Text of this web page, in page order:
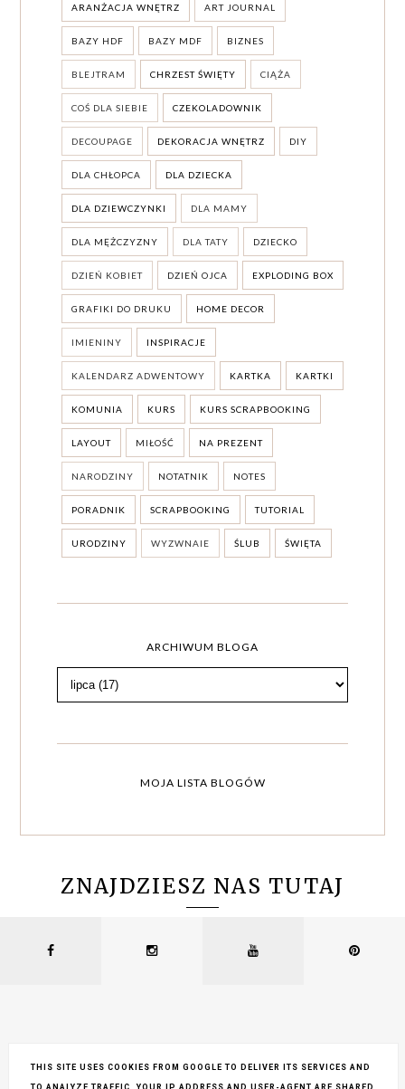
ARANŻACJA WNĘTRZ ART JOURNAL
BAZY HDF BAZY MDF BIZNES
BLEJTRAM CHRZEST ŚWIĘTY CIĄŻA
COŚ DLA SIEBIE CZEKOLADOWNIK
DECOUPAGE DEKORACJA WNĘTRZ DIY
DLA CHŁOPCA DLA DZIECKA
DLA DZIEWCZYNKI DLA MAMY
DLA MĘŻCZYZNY DLA TATY DZIECKO
DZIEŃ KOBIET DZIEŃ OJCA EXPLODING BOX
GRAFIKI DO DRUKU HOME DECOR
IMIENINY INSPIRACJE
KALENDARZ ADWENTOWY KARTKA KARTKI
KOMUNIA KURS KURS SCRAPBOOKING
LAYOUT MIŁOŚĆ NA PREZENT
NARODZINY NOTATNIK NOTES
PORADNIK SCRAPBOOKING TUTORIAL
URODZINY WYZWNAIE ŚLUB ŚWIĘTA
ARCHIWUM BLOGA
MOJA LISTA BLOGÓW
ZNAJDZIESZ NAS TUTAJ
THIS SITE USES COOKIES FROM GOOGLE TO DELIVER ITS SERVICES AND
TO ANALYZE TRAFFIC. YOUR IP ADDRESS AND USER-AGENT ARE SHARED